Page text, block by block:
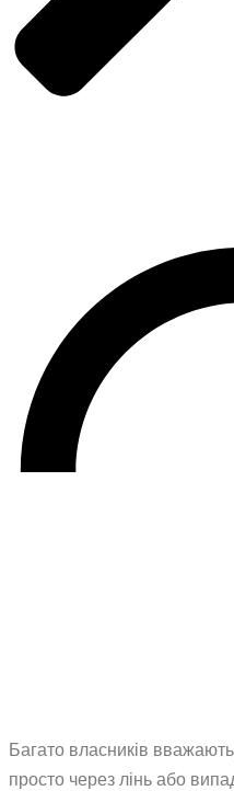
Багато власників
просто через лінь або